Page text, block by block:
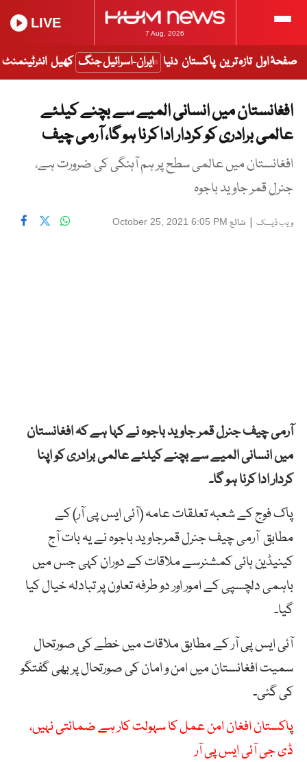
7 Aug, 2026
LIVE
صفحۂ اول تازہ ترین پاکستان دنیا ایران-اسرائیل جنگ کھیل انٹرٹینمنٹ
افغانستان میں انسانی المیے سے بچنے کیلئے
عالمی برادری کو کردار ادا کرنا ہو گا، آرمی چیف
افغانستان میں عالمی سطح پر ہم آہنگی کی ضرورت ہے،
جنرل قمر جاوید باجوہ
ویب ڈیسک | شائع October 25, 2021 6:05 PM
آرمی چیف جنرل قمر جاوید باجوہ نے کہا ہے کہ افغانستان
میں انسانی المیے سے بچنے کیلئے عالمی برادری کو اپنا
کردار ادا کرنا ہو گا۔
پاک فوج کے شعبہ تعلقات عامہ (آئی ایس پی آر) کے
مطابق آرمی چیف جنرل قمرجاوید باجوہ نے یہ بات آج
کینیڈین ہائی کمشنرسے ملاقات کے دوران کہی جس میں
باہمی دلچسپی کے امور اور دو طرفہ تعاون پر تبادلہ خیال کیا
گیا۔
آئی ایس پی آر کے مطابق ملاقات میں خطے کی صورتحال
سمیت افغانستان میں امن و امان کی صورتحال پر بھی گفتگو
کی گئی۔
پاکستان افغان امن عمل کا سہولت کار ہے ضمانتی نہیں،
ڈی جی آئی ایس پی آر